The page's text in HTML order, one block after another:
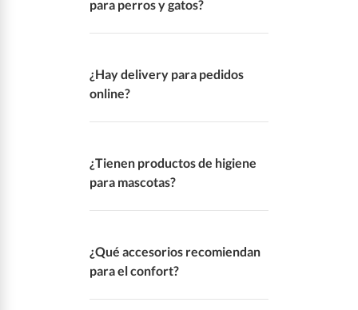
para perros y gatos?
¿Hay delivery para pedidos
online?
¿Tienen productos de higiene
para mascotas?
¿Qué accesorios recomiendan
para el confort?